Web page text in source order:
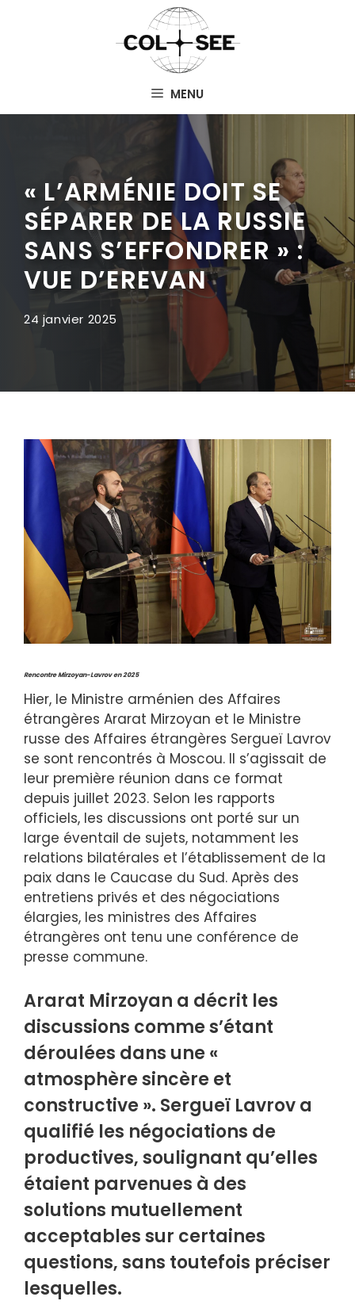
MENU
« L’ARMÉNIE DOIT SE
SÉPARER DE LA RUSSIE
SANS S’EFFONDRER » :
VUE D’EREVAN
24 janvier 2025
Rencontre Mirzoyan-Lavrov en 2025
Hier, le Ministre arménien des Affaires
étrangères Ararat Mirzoyan et le Ministre
russe des Affaires étrangères Sergueï Lavrov
se sont rencontrés à Moscou. Il s’agissait de
leur première réunion dans ce format
depuis juillet 2023. Selon les rapports
officiels, les discussions ont porté sur un
large éventail de sujets, notamment les
relations bilatérales et l’établissement de la
paix dans le Caucase du Sud. Après des
entretiens privés et des négociations
élargies, les ministres des Affaires
étrangères ont tenu une conférence de
presse commune.
Ararat Mirzoyan a décrit les
discussions comme s’étant
déroulées dans une «
atmosphère sincère et
constructive ». Sergueï Lavrov a
qualifié les négociations de
productives, soulignant qu’elles
étaient parvenues à des
solutions mutuellement
acceptables sur certaines
questions, sans toutefois préciser
lesquelles.